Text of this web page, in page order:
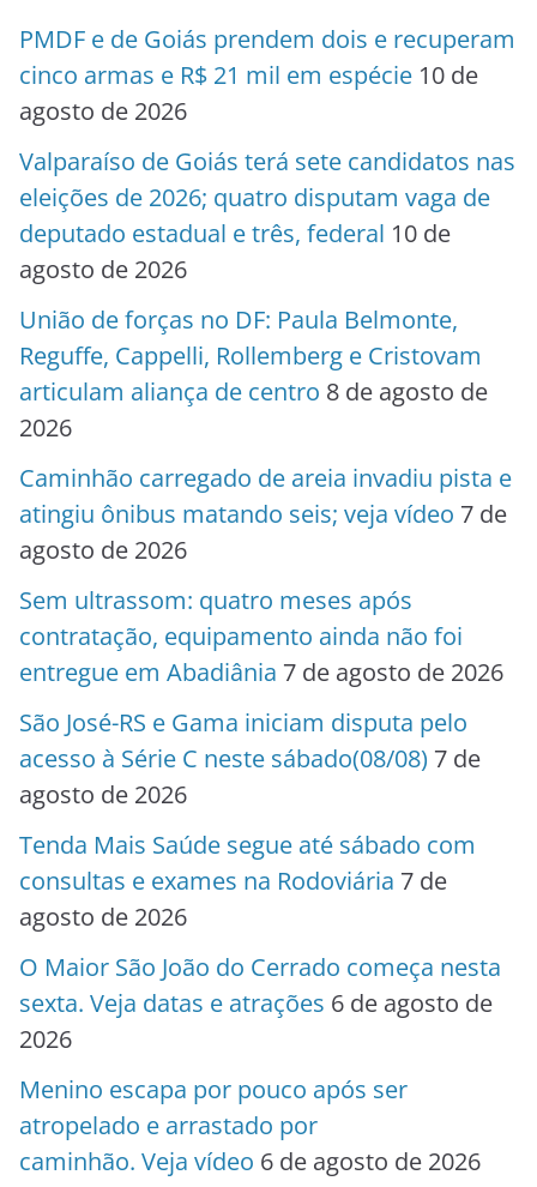
PMDF e de Goiás prendem dois e recuperam
cinco armas e R$ 21 mil em espécie 10 de
agosto de 2026
Valparaíso de Goiás terá sete candidatos nas
eleições de 2026; quatro disputam vaga de
deputado estadual e três, federal 10 de
agosto de 2026
União de forças no DF: Paula Belmonte,
Reguffe, Cappelli, Rollemberg e Cristovam
articulam aliança de centro 8 de agosto de
2026
Caminhão carregado de areia invadiu pista e
atingiu ônibus matando seis; veja vídeo 7 de
agosto de 2026
Sem ultrassom: quatro meses após
contratação, equipamento ainda não foi
entregue em Abadiânia 7 de agosto de 2026
São José-RS e Gama iniciam disputa pelo
acesso à Série C neste sábado(08/08) 7 de
agosto de 2026
Tenda Mais Saúde segue até sábado com
consultas e exames na Rodoviária 7 de
agosto de 2026
O Maior São João do Cerrado começa nesta
sexta. Veja datas e atrações 6 de agosto de
2026
Menino escapa por pouco após ser
atropelado e arrastado por
caminhão. Veja vídeo 6 de agosto de 2026